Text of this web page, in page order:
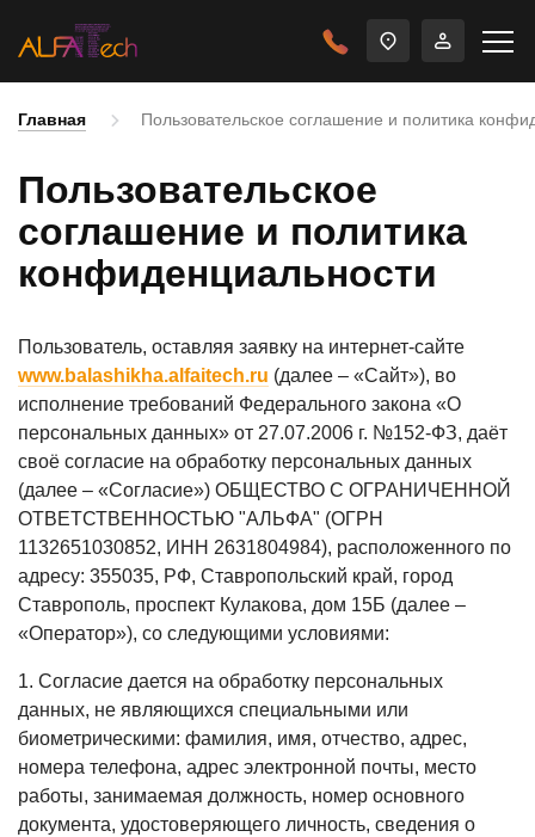
Главная Пользовательское соглашение и политика
Пользовательское
соглашение и политика
конфиденциальности
Пользователь, оставляя заявку на интернет-сайте
www.balashikha.alfaitech.ru (далее – «Сайт»), во
исполнение требований Федерального закона «О
персональных данных» от 27.07.2006 г. №152-ФЗ, даёт
своё согласие на обработку персональных данных
(далее – «Согласие») ОБЩЕСТВО С ОГРАНИЧЕННОЙ
ОТВЕТСТВЕННОСТЬЮ "АЛЬФА" (ОГРН
1132651030852, ИНН 2631804984), расположенного по
адресу: 355035, РФ, Ставропольский край, город
Ставрополь, проспект Кулакова, дом 15Б (далее –
«Оператор»), со следующими условиями:
1. Согласие дается на обработку персональных
данных, не являющихся специальными или
биометрическими: фамилия, имя, отчество, адрес,
номера телефона, адрес электронной почты, место
работы, занимаемая должность, номер основного
документа, удостоверяющего личность, сведения о